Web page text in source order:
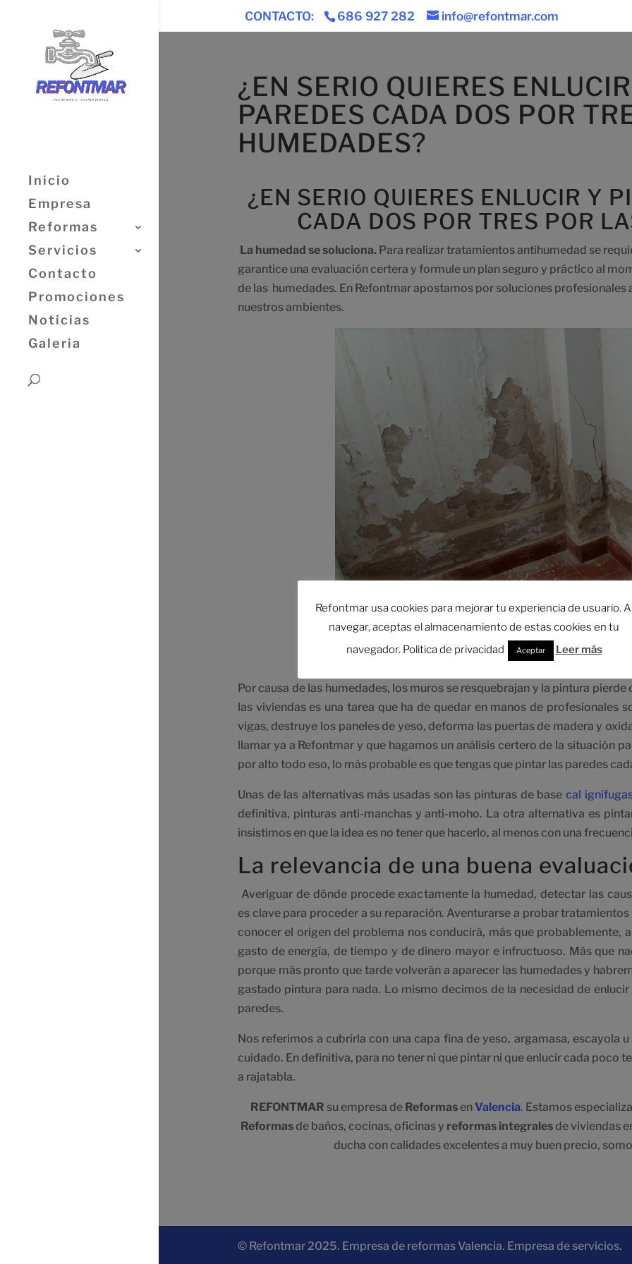
CONTACTO: 686 927 282 info@refontmar.com
Inicio
Empresa
Reformas
Servicios
Contacto
Promociones
Noticias
Galeria
¿EN SERIO QUIERES
PAREDES CADA DOS POR
HUMEDADES?
¿EN SERIO QUIERES ENLUCIR Y
CADA DOS POR TRES POR
La humedad se soluciona.Para realizar tratamientos antihumedad se
garantice una evaluación certera y formule un plan seguro y práctico al
de las humedades. En Refontmar apostamos por soluciones profesionales
nuestros ambientes.
Por causa de las humedades, los muros se resquebrajan y la pintura
las viviendas es una tarea que ha de quedar en manos de profesionales
vigas, destruye los paneles de yeso, deforma las puertas de madera y
llamar ya a Refontmar y que hagamos un análisis certero de la situación
por alto todo eso, lo más probable es que tengas que pintar las paredes
Unas de las alternativas más usadas son las pinturas de base cal
definitiva, pinturas anti-manchas y anti-moho. La otra alternativa es
insistimos en que la idea es no tener que hacerlo, al menos con una
La relevancia de una buena
Averiguar de dónde procede exactamente la humedad, detectar las
es clave para proceder a su reparación. Aventurarse a probar tratamientos
conocer el origen del problema nos conducirá, más que probablemente,
gasto de energía, de tiempo y de dinero mayor e infructuoso. Más que
porque más pronto que tarde volverán a aparecer las humedades y
gastado pintura para nada. Lo mismo decimos de la necesidad de enlucir
paredes.
Nos referimos a cubrirla con una capa fina de yeso, argamasa, escayola
cuidado. En definitiva, para no tener ni que pintar ni que enlucir cada poco
a rajatabla.
REFONTMAR su empresa de Reformas enValencia. Estamos
Reformasde baños, cocinas, oficinas y reformas integralesde viviendas
ducha con calidades excelentes a muy buen precio,
© Refontmar 2025. Empresa de reformas Valencia. Empresa de servicios.
Refontmar usa cookies para mejorar tu experiencia de usuario.
navegar, aceptas el almacenamiento de estas cookies en tu
navegador. Politica de privacidad
Aceptar Leer más